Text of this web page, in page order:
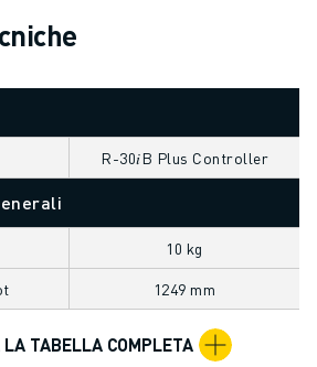
AD ALTA VELOCITÀ
R-30𝑖B Plus Controller
10 kg
1249 mm
TABELLA COMPLETA